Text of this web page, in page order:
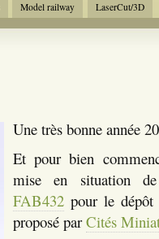
Model railway LaserCut/3D
Une très bonne année
Et pour bien
mise en situation
FAB432pour le dépôt
proposé parCités